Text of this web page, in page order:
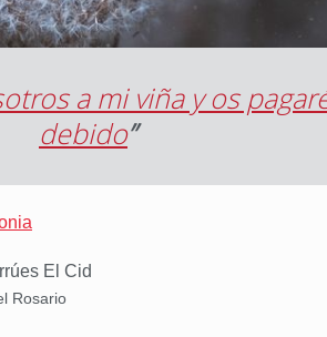
a mi viña y os
debido”
El Cid
Rosario